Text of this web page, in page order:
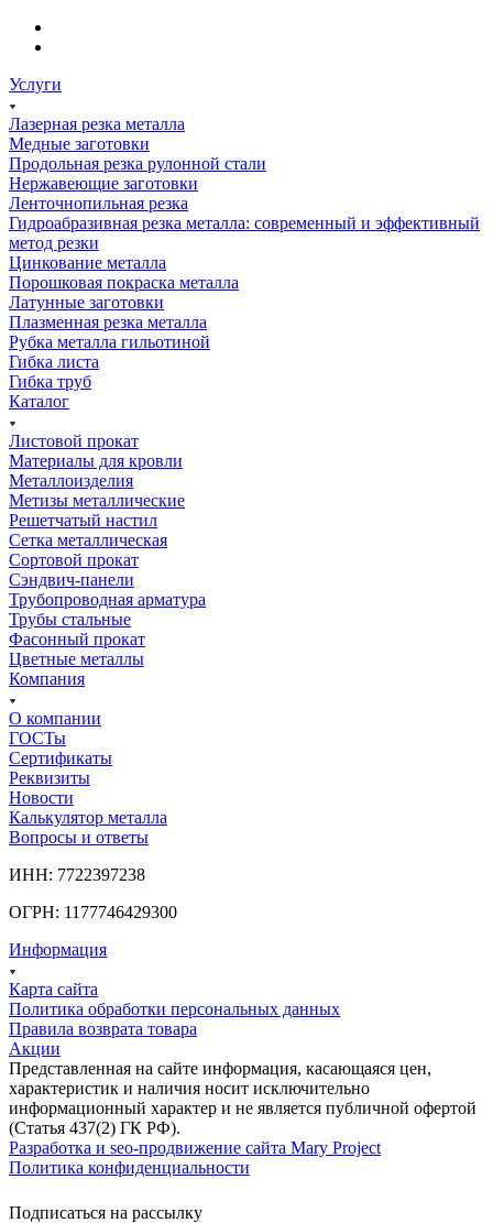
Услуги
Лазерная резка металла
Медные заготовки
Продольная резка рулонной стали
Нержавеющие заготовки
Ленточнопильная резка
Гидроабразивная резка металла: современный и эффективный
метод резки
Цинкование металла
Порошковая покраска металла
Латунные заготовки
Плазменная резка металла
Рубка металла гильотиной
Гибка листа
Гибка труб
Каталог
Листовой прокат
Материалы для кровли
Металлоизделия
Метизы металлические
Решетчатый настил
Сетка металлическая
Сортовой прокат
Сэндвич-панели
Трубопроводная арматура
Трубы стальные
Фасонный прокат
Цветные металлы
Компания
О компании
ГОСТы
Сертификаты
Реквизиты
Новости
Калькулятор металла
Вопросы и ответы
ИНН: 7722397238
ОГРН: 1177746429300
Информация
Карта сайта
Политика обработки персональных данных
Правила возврата товара
Акции
Представленная на сайте информация, касающаяся цен,
характеристик и наличия носит исключительно
информационный характер и не является публичной офертой
(Статья 437(2) ГК РФ).
Разработка и seo-продвижение сайта Mary Project
Политика конфиденциальности
Подписаться на рассылку